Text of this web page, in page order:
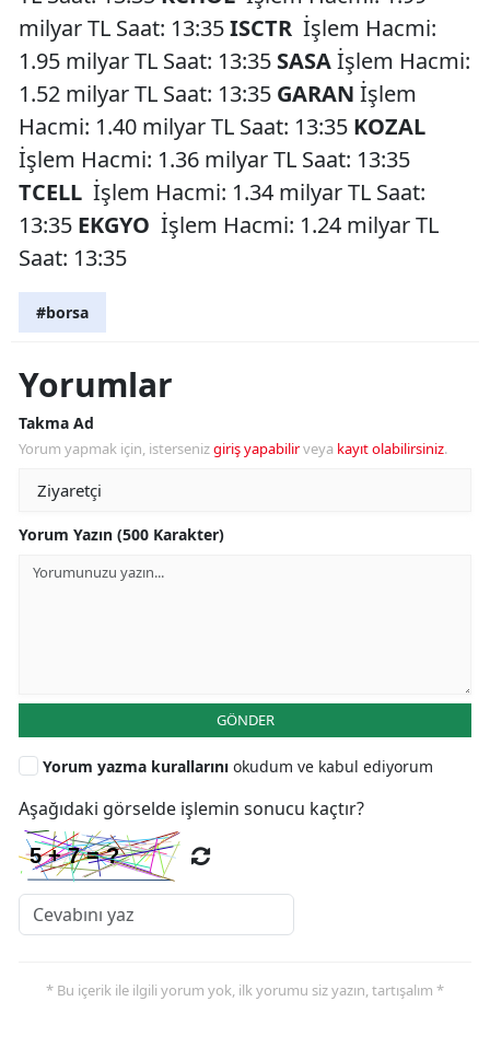
milyar TL Saat: 13:35ISCTR İşlem Hacmi:
1.95 milyar TL Saat: 13:35 SASAİşlem Hacmi:
1.52 milyar TL Saat: 13:35 GARAN İşlem
Hacmi: 1.40 milyar TL Saat: 13:35 KOZAL
İşlem Hacmi: 1.36 milyar TL Saat: 13:35
TCELL İşlem Hacmi: 1.34 milyar TL Saat:
13:35 EKGYO İşlem Hacmi: 1.24 milyar TL
Saat: 13:35
#borsa
Yorumlar
Takma Ad
Yorum yapmak için, istersenizgiriş yapabilirveya kayıt olabilirsiniz.
Yorum Yazın (500 Karakter)
GÖNDER
Yorum yazma kurallarını okudum ve kabul ediyorum
Aşağıdaki görselde işlemin sonucu kaçtır?
* Bu içerik ile ilgili yorum yok, ilk yorumu siz yazın, tartışalım *